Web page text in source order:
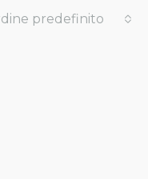
predefinito